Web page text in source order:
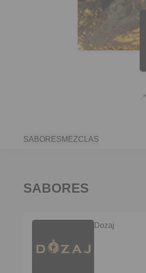
📍
SABORES MEZCLAS
SABORES
Dozaj